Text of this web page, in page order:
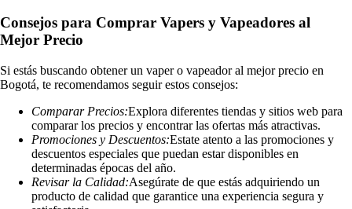
Consejos para Comprar Vapers y Vapeadores al
Mejor Precio
Si estás buscando obtener un vaper o vapeador al mejor precio en
Bogotá, te recomendamos seguir estos consejos:
Comparar Precios:Explora diferentes tiendas y sitios web para
comparar los precios y encontrar las ofertas más atractivas.
Promociones y Descuentos:Estate atento a las promociones y
descuentos especiales que puedan estar disponibles en
determinadas épocas del año.
Revisar la Calidad:Asegúrate de que estás adquiriendo un
producto de calidad que garantice una experiencia segura y